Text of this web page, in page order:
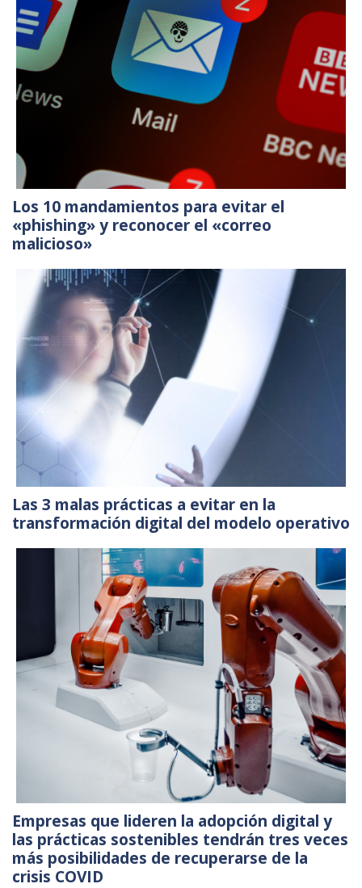
Los 10 mandamientos para evitar el
«phishing» y reconocer el «correo
malicioso»
Las 3 malas prácticas a evitar en la
transformación digital del modelo operativo
Empresas que lideren la adopción digital y
las prácticas sostenibles tendrán tres veces
más posibilidades de recuperarse de la
crisis COVID